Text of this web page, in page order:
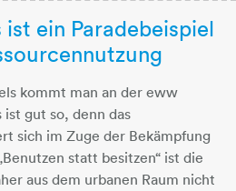
ein Paradebeispiel
kommt man an der eww
gut so, denn das
sich im Zuge der Bekämpfung
statt besitzen“ ist die
aus dem urbanen Raum nicht